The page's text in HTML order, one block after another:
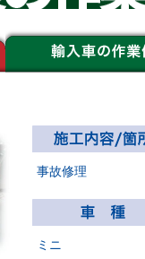
事故修理
ミニ